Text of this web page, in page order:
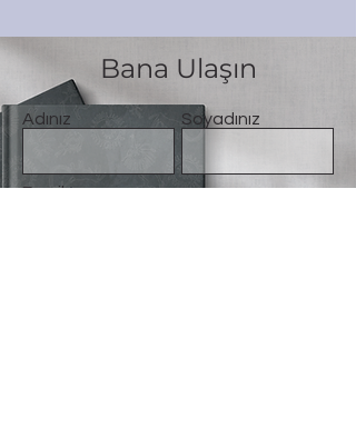
Bana Ulaşın
Adınız Soyadınız
Email